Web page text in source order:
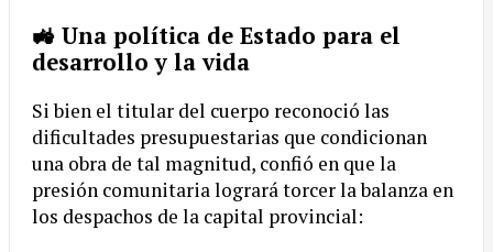
🚜 Una política de Estado para el
desarrollo y la vida
Si bien el titular del cuerpo reconoció las
dificultades presupuestarias que condicionan
una obra de tal magnitud, confió en que la
presión comunitaria logrará torcer la balanza en
los despachos de la capital provincial: